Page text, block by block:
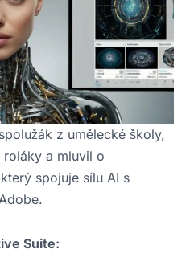
z umělecké školy,
a mluvil o
spojuje sílu AI s
Suite: